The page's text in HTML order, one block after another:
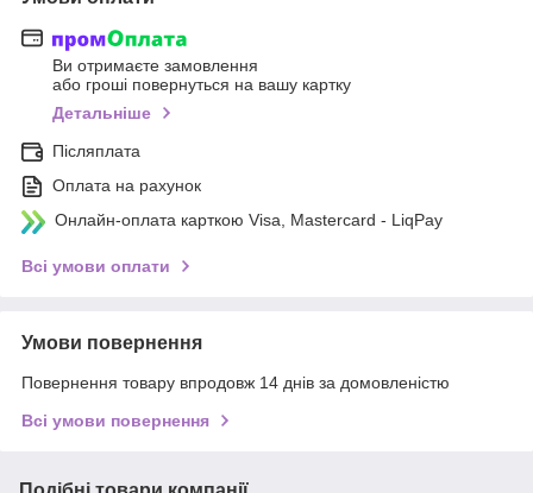
Ви отримаєте замовлення
або гроші повернуться на вашу картку
Детальніше
Післяплата
Оплата на рахунок
Онлайн-оплата карткою Visa, Mastercard - LiqPay
Всі умови оплати
Умови повернення
Повернення товару впродовж 14 днів за домовленістю
Всі умови повернення